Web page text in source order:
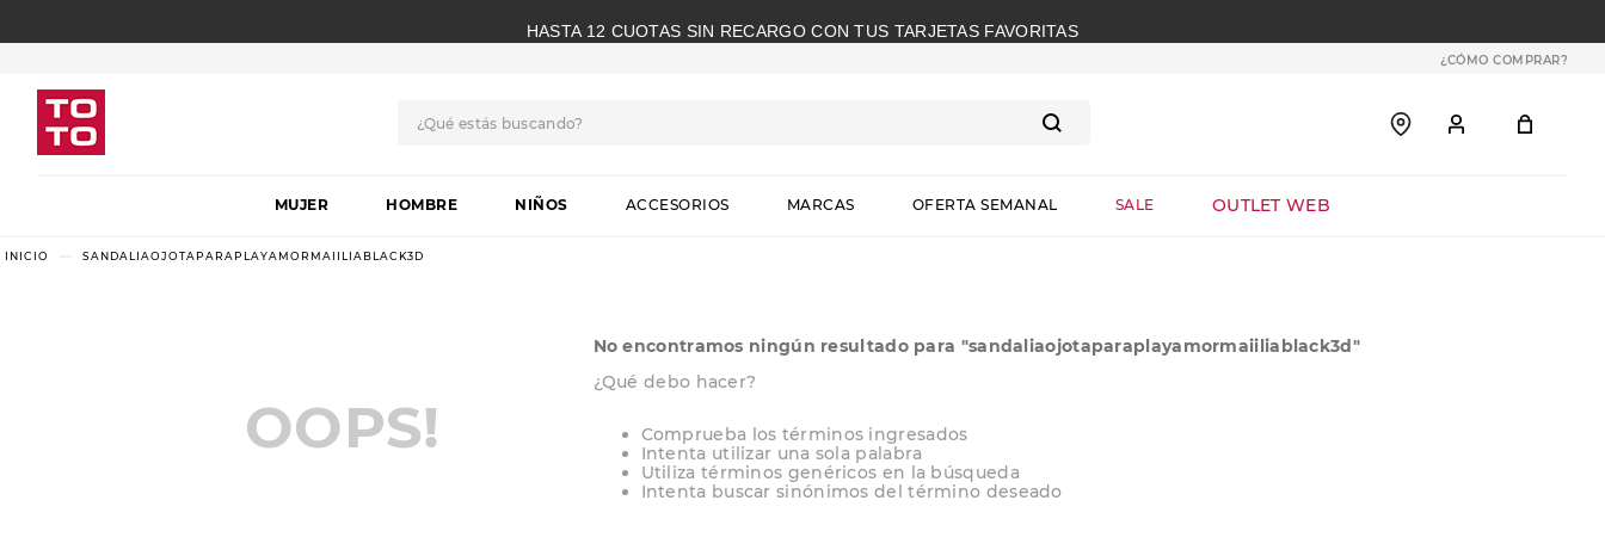
HASTA 12 CUOTAS SIN RECARGO CON TUS TARJETAS FAVORITAS
¿CÓMO COMPRAR?
MUJER HOMBRE NIÑOS ACCESORIOS MARCAS OFERTA SEMANAL SALE OUTLET WEB
SANDALIAOJOTAPARAPLAYAMORMAIILIABLACK3D
OOPS!
No encontramos ningún resultado para "sandaliaojotaparaplayamormaiiliablack3d"
¿Qué debo hacer?
Comprueba los términos ingresados
Intenta utilizar una sola palabra
Utiliza términos genéricos en la búsqueda
Intenta buscar sinónimos del término deseado
1.
botas
2.
skechers
6.
americansport